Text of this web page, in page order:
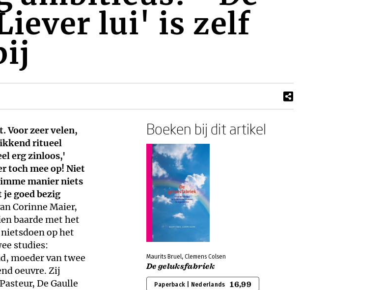
lui' is zelf
Voor zeer velen,
ritueel
erg zinloos,'
toch mee op! Niet
manier niets
goed bezig
Corinne Maier,
baarde met het
op het
studies:
moeder van twee
oeuvre. Zij
De Gaulle
Boeken bij dit artikel
Maurits Bruel, Clemens Colsen
De geluksfabriek
Paperback | Nederlands 16,99